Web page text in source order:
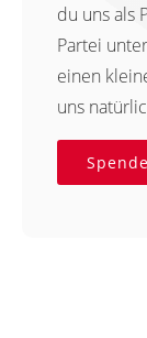
du uns als
Partei
einen
uns